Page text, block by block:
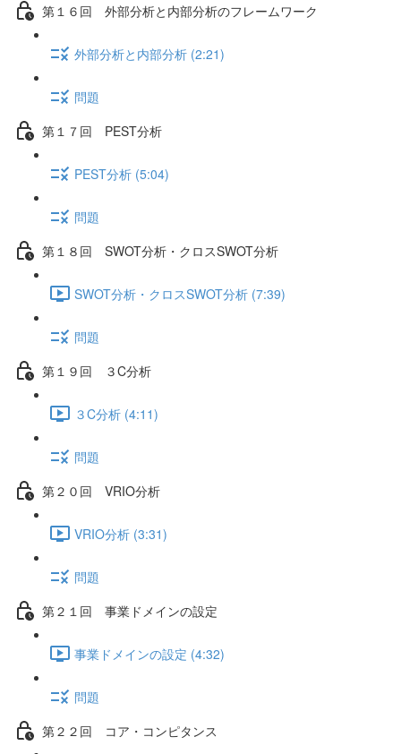
第１６回 外部分析と内部分析のフレームワーク
外部分析と内部分析 (2:21)
問題
第１７回 PEST分析
PEST分析 (5:04)
問題
第１８回 SWOT分析・クロスSWOT分析
SWOT分析・クロスSWOT分析 (7:39)
問題
第１９回 ３C分析
３C分析 (4:11)
問題
第２０回 VRIO分析
VRIO分析 (3:31)
問題
第２１回 事業ドメインの設定
事業ドメインの設定 (4:32)
問題
第２２回 コア・コンピタンス